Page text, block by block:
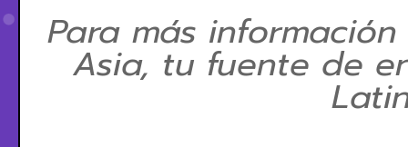
Para más
Asia, tu fuente de